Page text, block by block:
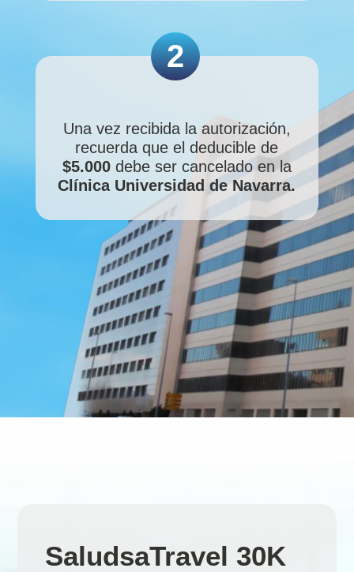
2
Una vez recibida la autorización,
recuerda que el deducible de
$5.000debe ser cancelado en la
Clínica Universidad de Navarra.
SaludsaTravel 30K